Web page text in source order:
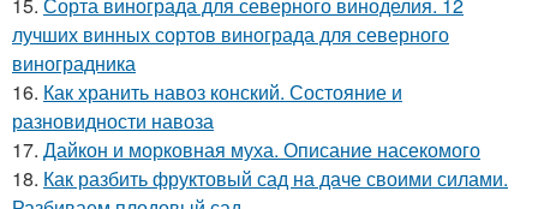
лучших винных сортов винограда для северного
виноградника
16. Как хранить навоз конский. Состояние и
разновидности навоза
17. Дайкон и морковная муха. Описание насекомого
18. Как разбить фруктовый сад на даче своими силами.